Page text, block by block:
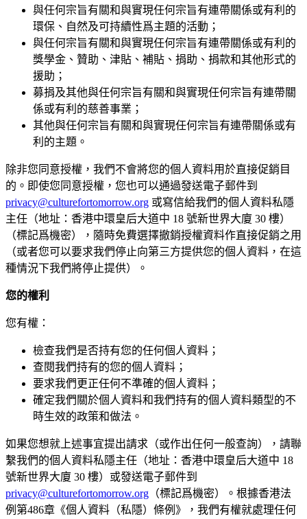
與任何宗旨有關和與實現任何宗旨有連帶關係或有利的
環保、自然及可持續性爲主題的活動；
與任何宗旨有關和與實現任何宗旨有連帶關係或有利的
獎學金、贊助、津貼、補貼、捐助、捐款和其他形式的
援助；
募捐及其他與任何宗旨有關和與實現任何宗旨有連帶關
係或有利的慈善事業；
其他與任何宗旨有關和與實現任何宗旨有連帶關係或有
利的主題。
除非您同意授權，我們不會將您的個人資料用於直接促銷目
的。即使您同意授權，您也可以通過發送電子郵件到
privacy@culturefortomorrow.org 或寫信給我們的個人資料私隱
主任（地址：香港中環皇后大道中 18 號新世界大廈 30 樓）
（標記爲機密），隨時免費選擇撤銷授權資料作直接促銷之用
（或者您可以要求我們停止向第三方提供您的個人資料，在這
種情況下我們將停止提供）。
您的權利
您有權：
檢查我們是否持有您的任何個人資料；
查閱我們持有的您的個人資料；
要求我們更正任何不準確的個人資料；
確定我們關於個人資料和我們持有的個人資料類型的不
時生效的政策和做法。
如果您想就上述事宜提出請求（或作出任何一般查詢），請聯
繫我們的個人資料私隱主任（地址：香港中環皇后大道中 18
號新世界大廈 30 樓）或發送電子郵件到
privacy@culturefortomorrow.org （標記爲機密）。根據香港法
例第486章《個人資料（私隱）條例》，我們有權就處理任何